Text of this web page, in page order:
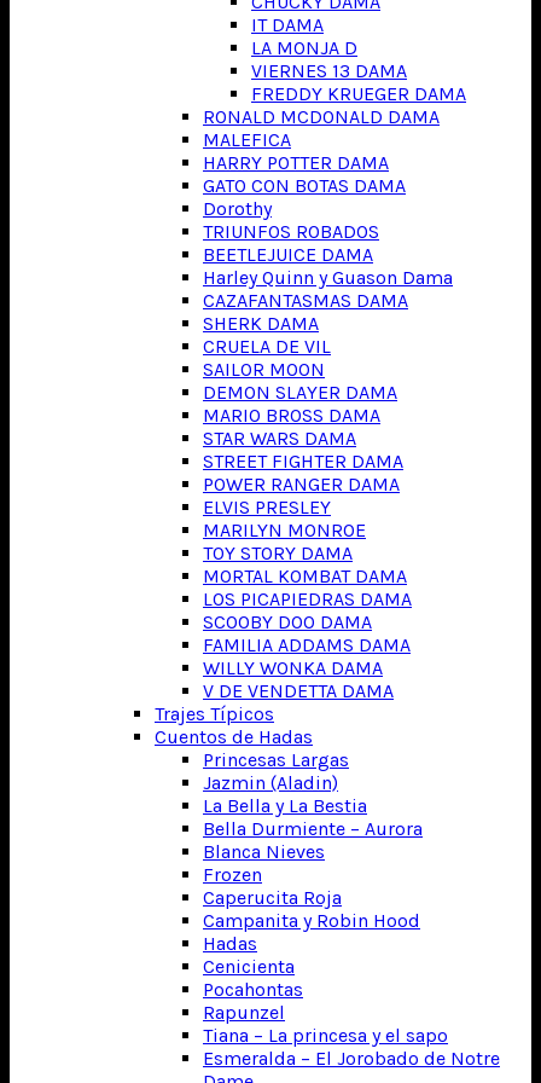
IT DAMA
LA MONJA D
VIERNES 13 DAMA
FREDDY KRUEGER DAMA
RONALD MCDONALD DAMA
MALEFICA
HARRY POTTER DAMA
GATO CON BOTAS DAMA
Dorothy
TRIUNFOS ROBADOS
BEETLEJUICE DAMA
Harley Quinn y Guason Dama
CAZAFANTASMAS DAMA
SHERK DAMA
CRUELA DE VIL
SAILOR MOON
DEMON SLAYER DAMA
MARIO BROSS DAMA
STAR WARS DAMA
STREET FIGHTER DAMA
POWER RANGER DAMA
ELVIS PRESLEY
MARILYN MONROE
TOY STORY DAMA
MORTAL KOMBAT DAMA
LOS PICAPIEDRAS DAMA
SCOOBY DOO DAMA
FAMILIA ADDAMS DAMA
WILLY WONKA DAMA
V DE VENDETTA DAMA
Trajes Típicos
Cuentos de Hadas
Princesas Largas
Jazmin (Aladin)
La Bella y La Bestia
Bella Durmiente – Aurora
Blanca Nieves
Frozen
Caperucita Roja
Campanita y Robin Hood
Hadas
Cenicienta
Pocahontas
Rapunzel
Tiana – La princesa y el sapo
Esmeralda – El Jorobado de Notre